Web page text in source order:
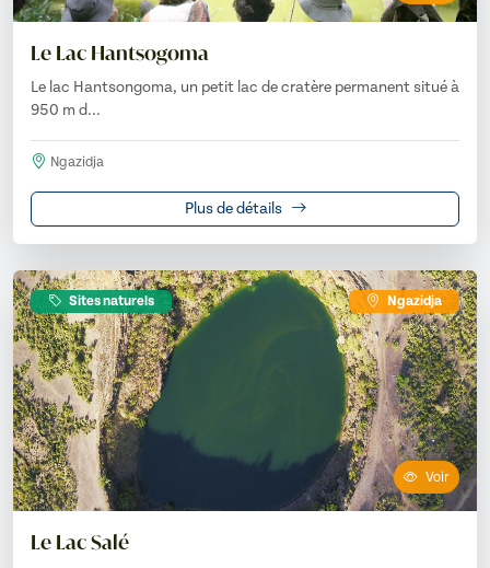
Le Lac Hantsogoma
Le lac Hantsongoma, un petit lac de cratère permanent situé à
950 m d...
Ngazidja
Plus de détails
Sites naturels Ngazidja
Voir
Le Lac Salé